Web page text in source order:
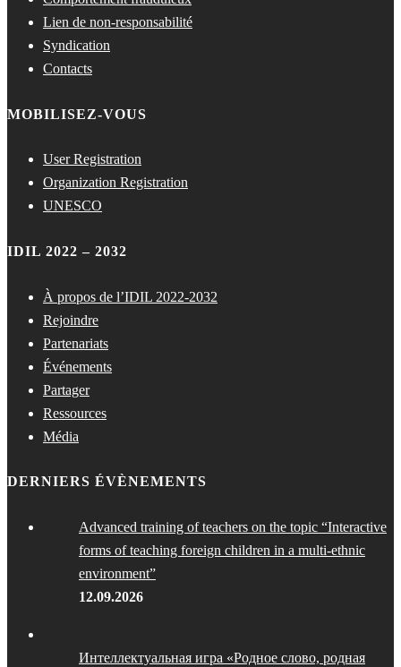
Lien de non-responsabilité
Syndication
Contacts
MOBILISEZ-VOUS
User Registration
Organization Registration
UNESCO
IDIL 2022 – 2032
À propos de l’IDIL 2022-2032
Rejoindre
Partenariats
Événements
Partager
Ressources
Média
DERNIERS ÉVÈNEMENTS
Advanced training of teachers on the topic “Interactive
forms of teaching foreign children in a multi-ethnic
environment”
12.09.2026
Интеллектуальная игра «Родное слово, родная